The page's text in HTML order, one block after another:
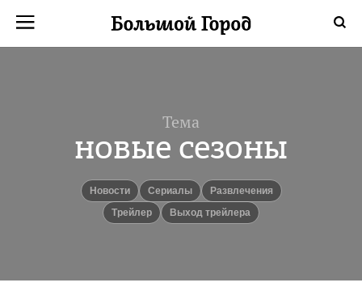
Тема
новые сезоны
новости сериалы
Развлечения
Трейлер
Выход трейлера